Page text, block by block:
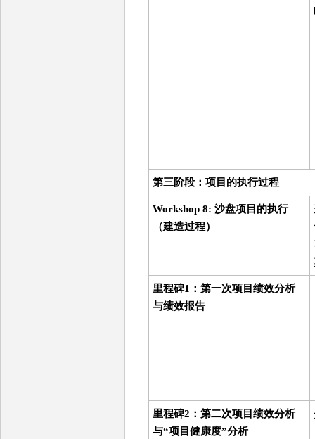
第三阶段：项目的执行过程
Workshop 8: 沙盘项目的执行
（建造过程）
里程碑1：第一次项目绩效分析
与绩效报告
里程碑2：第二次项目绩效分析
与“项目健康度”分析